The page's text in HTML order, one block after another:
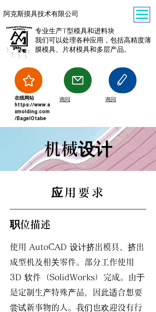
询问 询问
在线网站
https://www.a
xmolding.com
/BagelOtabe
阿克斯摸具技术有限公司
专业生产T型模具和进料块
我们可以处理各种应用，包括高精度薄
膜模具、片材模具和多层产品。
机械设计
应用要求
职位描述
使用 AutoCAD 设计挤出模具、挤出
成型机及相关零件。部分工作使用
3D 软件（SolidWorks）完成。由于
是定制生产特殊产品，因此适合想要
尝试新事物的人。我们也欢迎没有行